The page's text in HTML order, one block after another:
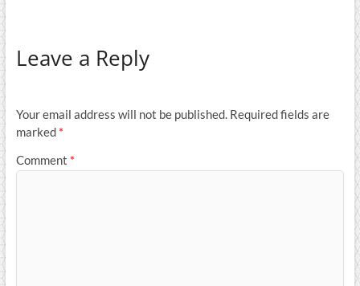
Leave a Reply
Your email address will not be published. Required fields are
marked *
Comment *